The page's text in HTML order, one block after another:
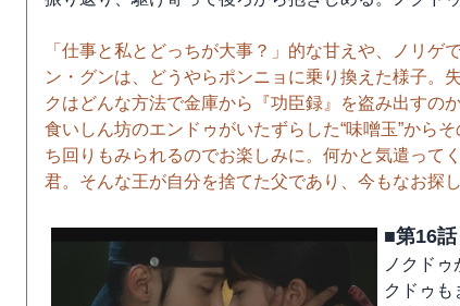
「仕事と私とどっちが大事？」的な甘えや、ノリ
ン・グンは、どうやらポンニョに乗り換えた様子。
クはどんな方法で金庫から『功臣録』を盗み出すの
食いしん坊のエンドゥがいたずらした“味噌玉”から
ち回りもみられるのでお楽しみに。何かと気遣って
君。そんな王が自分を捨てた父であり、今もなお探
■第16話
ノクド
クドゥも